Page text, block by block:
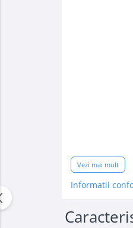
Vezi mai mult
Informatii